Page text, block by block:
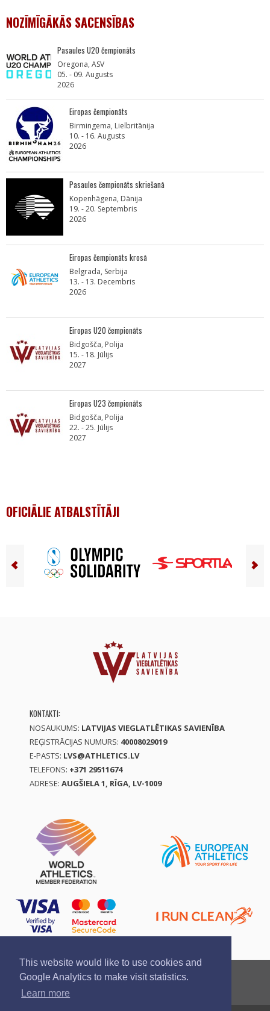
This website would like to use cookies and
Google Analytics to make visit statistics.
Learn more
NOZĪMĪGĀKĀS SACENSĪBAS
Pasaules U20 čempionāts
Oregona, ASV
05. - 09. Augusts
2026
Eiropas čempionāts
Birmingema, Lielbritānija
10. - 16. Augusts
2026
Pasaules čempionāts skriešanā
Kopenhāgena, Dānija
19. - 20. Septembris
2026
Eiropas čempionāts krosā
Belgrada, Serbija
13. - 13. Decembris
2026
Eiropas U20 čempionāts
Bidgošča, Polija
15. - 18. Jūlijs
2027
Eiropas U23 čempionāts
Bidgošča, Polija
22. - 25. Jūlijs
2027
OFICIĀLIE ATBALSTĪTĀJI
KONTAKTI:
NOSAUKUMS: LATVIJAS VIEGLATLĒTIKAS SAVIENĪBA
REĢISTRĀCIJAS NUMURS: 40008029019
E-PASTS: LVS@ATHLETICS.LV
TELEFONS: +371 29511674
ADRESE: AUGŠIELA 1, RĪGA, LV-1009
Ziņo par pārkāpumu
Privātuma politika
Pirkšanas un atgriešanas noteikumi